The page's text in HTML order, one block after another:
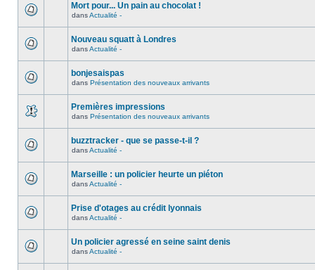
Mort pour... Un pain au chocolat !
dansActualité -
Nouveau squatt à Londres
dansActualité -
bonjesaispas
dans Présentation des nouveaux arrivants
Premières impressions
dans Présentation des nouveaux arrivants
buzztracker - que se passe-t-il ?
dansActualité -
Marseille : un policier heurte un piéton
dansActualité -
Prise d'otages au crédit lyonnais
dansActualité -
Un policier agressé en seine saint denis
dansActualité -